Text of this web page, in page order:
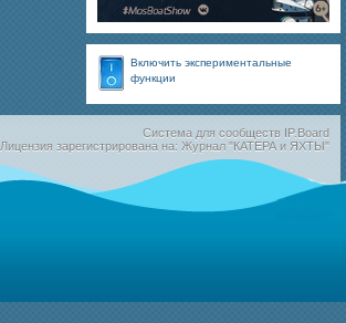
Включить экспериментальные
функции
Система для сообществ IP.Board
Лицензия зарегистрирована на: Журнал "КАТЕРА и ЯХТЫ"